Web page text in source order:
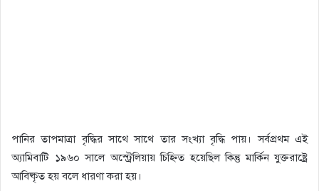
পানির তাপমাত্রা বৃদ্ধির সাথে সাথে তার সংখ্যা বৃদ্ধি পায় । সর্বপ্রথম এই
অ্যামিবাটি ১৯৬০ সালে অস্ট্রেলিয়ায় চিহ্নিত হয়েছিল কিন্তু মার্কিন যুক্তরাষ্ট্রে
আবিষ্কৃত হয় বলে ধারণা করা হয় ।